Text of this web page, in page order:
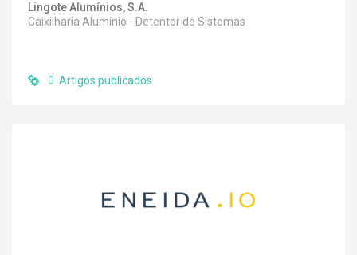
Lingote Alumínios, S.A.
Caixilharia Alumínio - Detentor de Sistemas
0 Artigos publicados